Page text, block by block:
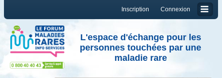
Connexion
Inscription
L'espace d'échange pour les
personnes touchées par une
maladie rare